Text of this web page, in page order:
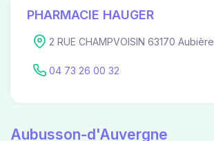
PHARMACIE HAUGER
2 RUE CHAMPVOISIN 63170 Aubière
04 73 26 00 32
Aubusson-d'Auvergne